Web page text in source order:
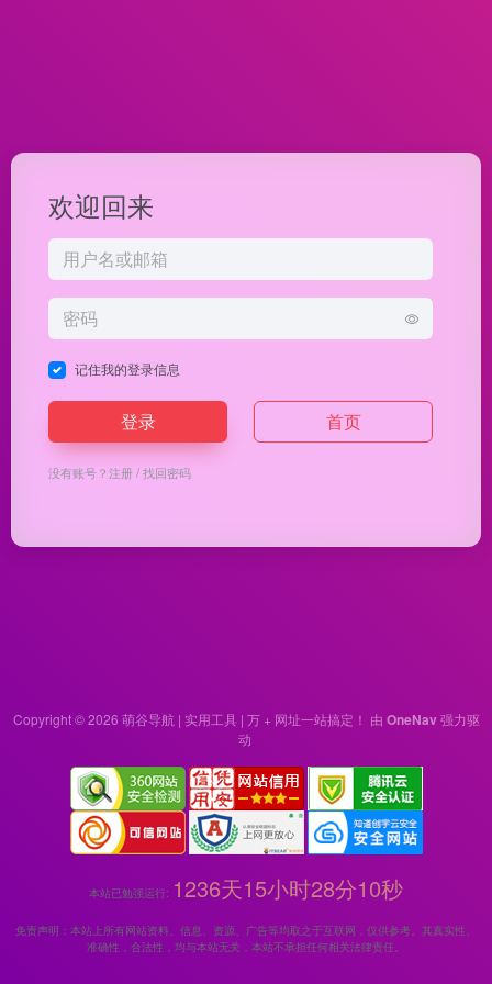
欢迎回来
记住我的登录信息
登录 首页
没有账号？注册/找回密码
Copyright © 2026 萌谷导航 | 实用工具 | 万 + 网址一站搞定！ 由 OneNav强力驱
动
本站已勉强运行: 1236天15小时28分10秒
免责声明：本站上所有网站资料、信息、资源、广告等均取之于互联网，仅供参考。其真实性、
准确性，合法性，均与本站无关，本站不承担任何相关法律责任。